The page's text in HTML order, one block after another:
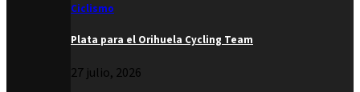
Ciclismo
Plata para el Orihuela Cycling Team
27 julio, 2026